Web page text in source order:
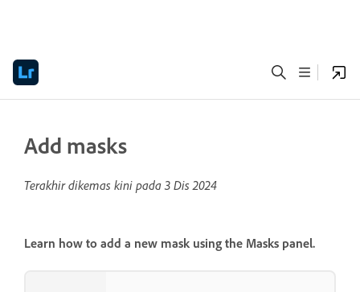
Add masks
Terakhir dikemas kini pada 3 Dis 2024
Learn how to add a new mask using the Masks panel.